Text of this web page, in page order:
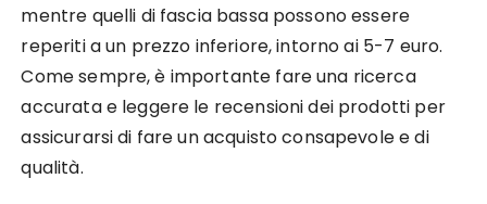
mentre quelli di fascia bassa possono essere
reperiti a un prezzo inferiore, intorno ai 5-7 euro.
Come sempre, è importante fare una ricerca
accurata e leggere le recensioni dei prodotti per
assicurarsi di fare un acquisto consapevole e di
qualità.